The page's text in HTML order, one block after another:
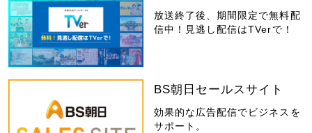
放送終了後、期間限定で無料配
信中！見逃し配信はTVerで！
BS朝日セールスサイト
効果的な広告配信でビジネスを
サポート。